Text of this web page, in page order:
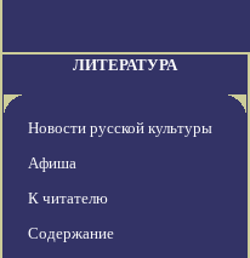
ЛИТЕРАТУРА
Новости русской культуры
Афиша
К читателю
Содержание